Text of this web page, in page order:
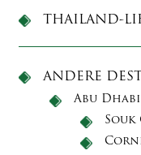
THAILAND-
ANDERE
Abu Dhabi
Souk